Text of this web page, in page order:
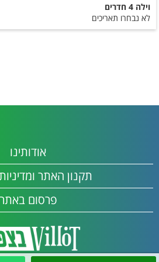
וילה 4 חדרים
לא נבחרו תאריכים
אודותינו
תקנון האתר
פרסום באתר